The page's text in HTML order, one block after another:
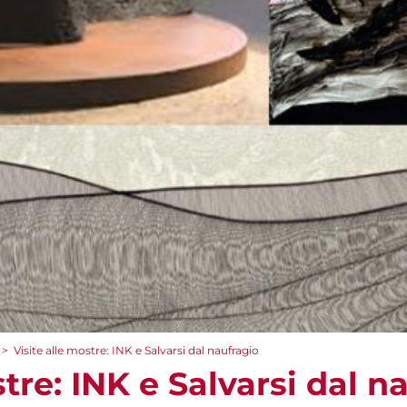
> Visite alle mostre: INK e Salvarsi dal naufragio
INK e Salvarsi dal